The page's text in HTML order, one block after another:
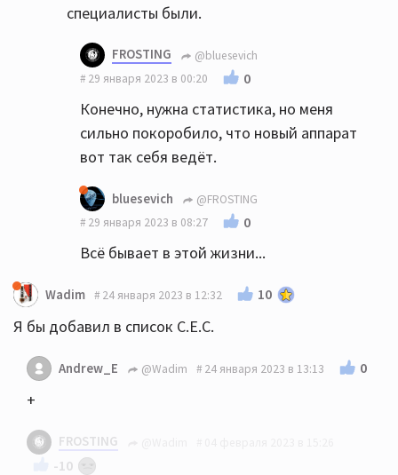
специалисты были.
FROSTING
@bluesevich
29 января 2023 в 00:20
0
Конечно, нужна статистика, но меня
сильно покоробило, что новый аппарат
вот так себя ведёт.
bluesevich
@FROSTING
29 января 2023 в 08:27
0
Всё бывает в этой жизни...
Wadim 24 января 2023 в 12:32 10
Я бы добавил в список C.E.C.
Andrew_E @Wadim 24 января 2023 в 13:13 0
+
FROSTING
-10